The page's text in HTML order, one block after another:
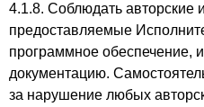
4.1.8. Соблюдать авторские
предоставляемые
программное обеспечение,
документацию.
за нарушение любых